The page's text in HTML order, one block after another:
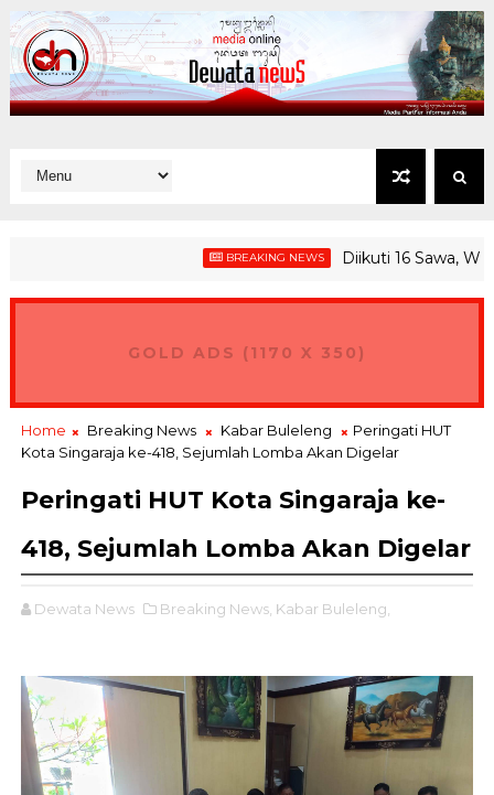
BREAKING NEWS Diikuti 16 Sawa, Wagub
GOLD ADS (1170 X 350)
Home Breaking News Kabar Buleleng
Peringati HUT
Kota Singaraja ke-418, Sejumlah Lomba Akan Digelar
Peringati HUT Kota Singaraja ke-
418, Sejumlah Lomba Akan Digelar
Dewata News Breaking News, Kabar Buleleng,